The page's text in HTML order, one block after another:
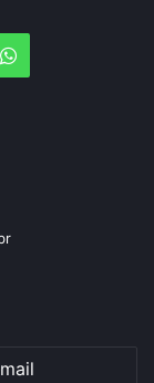
WhatsApp